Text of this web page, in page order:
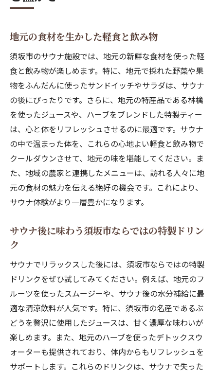
地元の食材を生かした軽食と飲み物
須坂市のサウナ施設では、地元の新鮮な食材を使った軽
食と飲み物が楽しめます。特に、地元で採れた野菜や果
物をふんだんに使ったサンドイッチやサラダは、サウナ
の後にぴったりです。さらに、地元の特産品である林檎
を使ったジュースや、ハーブをブレンドした特製ティー
は、心と体をリフレッシュさせるのに最適です。サウナ
の中で温まった体を、これらの心地よい軽食と飲み物で
クールダウンさせて、地元の味を堪能してください。ま
た、地域の農家と連携したメニューは、訪れる人々に地
元の食材の魅力を伝える絶好の機会です。これにより、
サウナ体験がより一層豊かになります。
サウナ後に味わう須坂市ならではの特製ドリン
ク
サウナでリラックスした後には、須坂市ならではの特製
ドリンクをぜひ試してみてください。例えば、地元のフ
ルーツを使ったスムージーや、サウナ後の水分補給に最
適な清涼飲料が人気です。特に、須坂市の名産であるぶ
どうを贅沢に使用したジュースは、甘く濃厚な味わいが
楽しめます。また、地元のハーブを使ったデトックスウ
ォーターも提供されており、体内からもリフレッシュを
サポートします。これらのドリンクは、サウナで失った